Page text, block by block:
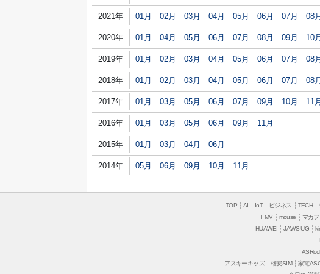
2021年 01月 02月 03月 04月 05月 06月 07月 08月
2020年 01月 04月 05月 06月 07月 08月 09月 10月
2019年 01月 02月 03月 04月 05月 06月 07月 08月
2018年 01月 02月 03月 04月 05月 06月 07月 08月
2017年 01月 03月 05月 06月 07月 09月 10月 11月
2016年 01月 03月 05月 06月 09月 11月
2015年 01月 03月 04月 06月
2014年 05月 06月 09月 10月 11月
TOP AI IoT ビジネス TECH
FMV
mouse マカ
HUAWEI
JAWS-UG
アスキーキッズ
格安SIM 家電